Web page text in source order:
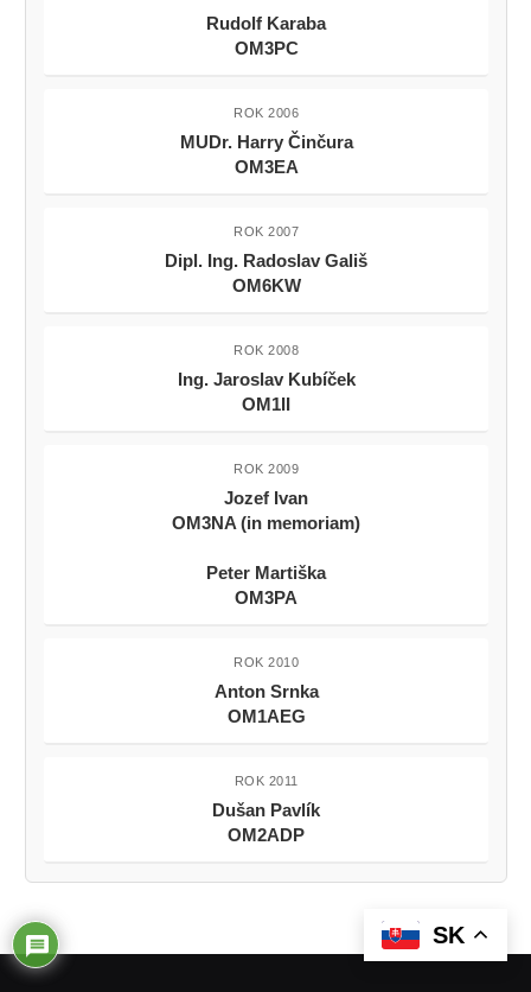
Rudolf Karaba
OM3PC
ROK 2006
MUDr. Harry Činčura
OM3EA
ROK 2007
Dipl. Ing. Radoslav Gališ
OM6KW
ROK 2008
Ing. Jaroslav Kubíček
OM1II
ROK 2009
Jozef Ivan
OM3NA (in memoriam)
Peter Martiška
OM3PA
ROK 2010
Anton Srnka
OM1AEG
ROK 2011
Dušan Pavlík
OM2ADP
SK